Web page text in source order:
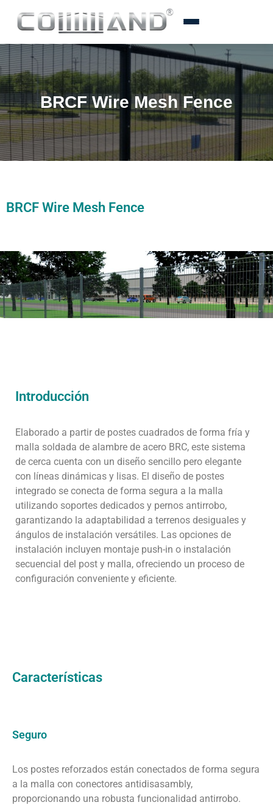
BRCF Wire Mesh Fence
BRCF Wire Mesh Fence
Introducción
Elaborado a partir de postes cuadrados de forma fría y
malla soldada de alambre de acero BRC, este sistema
de cerca cuenta con un diseño sencillo pero elegante
con líneas dinámicas y lisas. El diseño de postes
integrado se conecta de forma segura a la malla
utilizando soportes dedicados y pernos antirrobo,
garantizando la adaptabilidad a terrenos desiguales y
ángulos de instalación versátiles. Las opciones de
instalación incluyen montaje push-in o instalación
secuencial del post y malla, ofreciendo un proceso de
configuración conveniente y eficiente.
Características
Seguro
Los postes reforzados están conectados de forma segura
a la malla con conectores antidisasambly,
proporcionando una robusta funcionalidad antirrobo.